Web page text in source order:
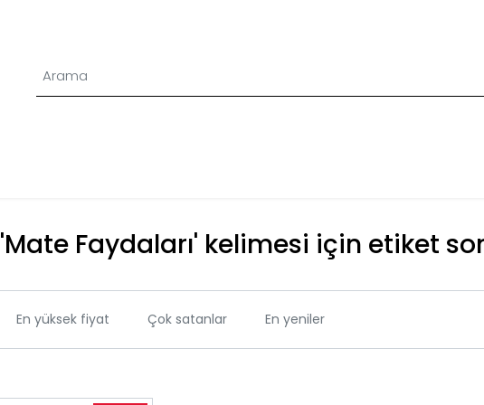
'Mate Faydaları' kelimesi için etiket
En yüksek fiyat Çok satanlar En yeniler